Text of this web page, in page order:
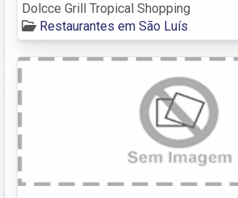
Dolcce Grill Tropical Shopping
Restaurantes em São Luís